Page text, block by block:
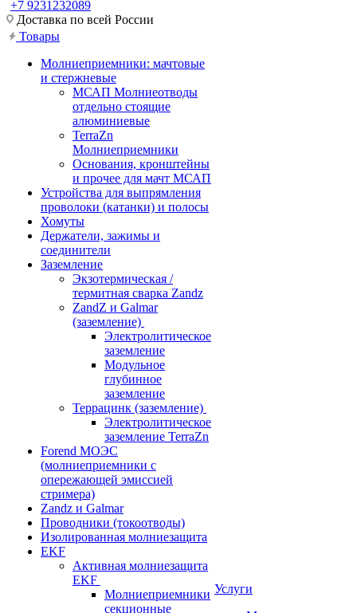
+7 9231232089
Доставка по всей России
Товары
Молниеприемники: мачтовые
и стержневые
МСАП Молниеотводы
отдельно стоящие
алюминиевые
TerraZn
Молниеприемники
Основания, кронштейны
и прочее для мачт МСАП
Устройства для выпрямления
проволоки (катанки) и полосы
Хомуты
Держатели, зажимы и
соединители
Заземление
Экзотермическая /
термитная сварка Zandz
ZandZ и Galmar
(заземление)
Электролитическое
заземление
Модульное
глубинное
заземление
Террацинк (заземление)
Электролитическое
заземление TerraZn
Forend МОЭС
(молниеприемники с
опережающей эмиссией
стримера)
Zandz и Galmar
Проводники (токоотводы)
Изолированная молниезащита
EKF
Активная молниезащита
EKF
Молниеприемники
секционные
Услуги